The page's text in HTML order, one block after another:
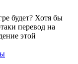
будет? Хотя бы
перевод на
этой